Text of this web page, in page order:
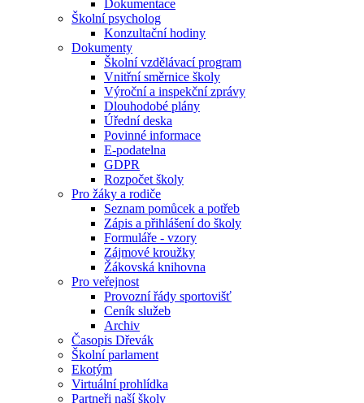
Dokumentace
Školní psycholog
Konzultační hodiny
Dokumenty
Školní vzdělávací program
Vnitřní směrnice školy
Výroční a inspekční zprávy
Dlouhodobé plány
Úřední deska
Povinné informace
E-podatelna
GDPR
Rozpočet školy
Pro žáky a rodiče
Seznam pomůcek a potřeb
Zápis a přihlášení do školy
Formuláře - vzory
Zájmové kroužky
Žákovská knihovna
Pro veřejnost
Provozní řády sportovišť
Ceník služeb
Archiv
Časopis Dřevák
Školní parlament
Ekotým
Virtuální prohlídka
Partneři naší školy